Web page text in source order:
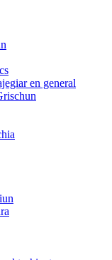
en general